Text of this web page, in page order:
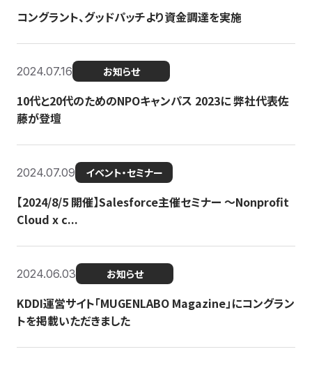
コングラント、グッドパッチより資金調達を実施
2024.07.16 お知らせ
10代と20代のためのNPOキャンパス 2023に 弊社代表佐
藤が登壇
2024.07.09 イベント・セミナー
【2024/8/5 開催】Salesforce主催セミナー 〜Nonprofit
Cloud x c...
2024.06.03 お知らせ
KDDI運営サイト「MUGENLABO Magazine」にコングラン
トを掲載いただきました